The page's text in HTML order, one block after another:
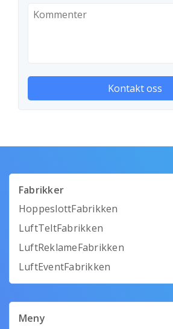
Fabrikker
HoppeslottFabrikken
LuftTeltFabrikken
LuftReklameFabrikken
LuftEventFabrikken
Meny